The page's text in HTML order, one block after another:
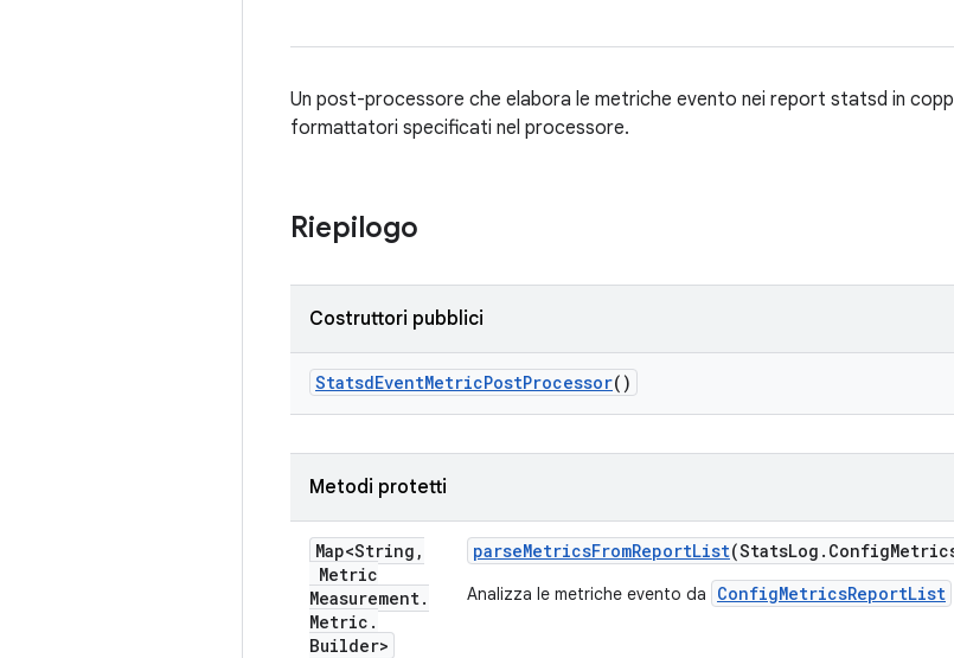
Un post-processore che elabora le metriche evento nei report statsd in
formattatori specificati nel processore.
Riepilogo
Costruttori pubblici
StatsdEventMetricPostProcessor()
Metodi protetti
Map<String ,
Metric
Measurement.
Metric .
Builder>
parseMetricsFromReportList(StatsLog . Config
Analizza le metriche evento da ConfigMetricsReportList